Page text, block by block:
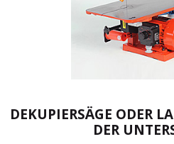
DEKUPIERSÄGE ODER
DER